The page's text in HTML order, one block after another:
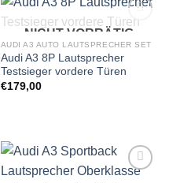
Zu
Wunschliste
hinzufügen
NICHT VORRÄTIG
AUDI A3 AUTO LAUTSPRECHER SET
Audi A3 8P Lautsprecher
Testsieger vordere Türen
€179,00